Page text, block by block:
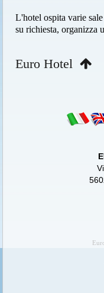
L'hotel ospita varie
su richiesta, organizza
Euro Hotel